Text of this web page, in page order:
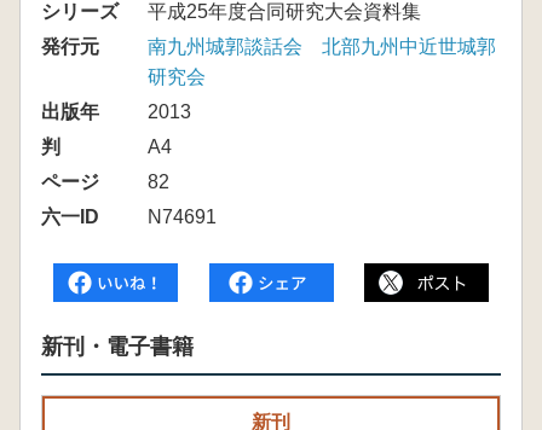
シリーズ
平成25年度合同研究大会資料集
発行元
南九州城郭談話会 北部九州中近世城郭
研究会
出版年
2013
判
A4
ページ
82
六一ID
N74691
新刊・電子書籍
新刊